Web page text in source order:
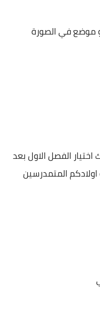
موضع في الصورة
الفصل الاول بعد
المتمدرسين